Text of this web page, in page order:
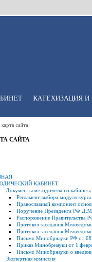
КАТЕХИЗАЦИЯ И
карта сайта
САЙТА
КАБИНЕТ
Документы методического кабинета
Регламент выбора модуля
Православный компонент
Поручение Президента РФ
Распоряжение Правительства
Протокол заседания
Протокол заседания
Письмо Минобрнауки РФ от
Приказ Минобрнауки от 1
Письмо Минобрнауки о
Экспертная комиссия